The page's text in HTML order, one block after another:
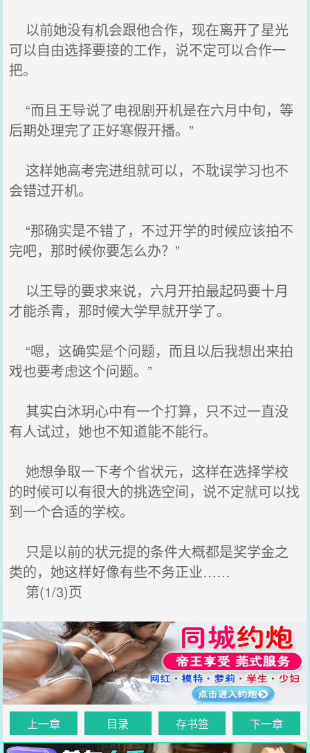
以前她没有机会跟他合作，现在离开了星光
可以自由选择要接的工作，说不定可以合作一
把。
“而且王导说了电视剧开机是在六月中旬，等
后期处理完了正好寒假开播。”
这样她高考完进组就可以，不耽误学习也不
会错过开机。
“那确实是不错了，不过开学的时候应该拍不
完吧，那时候你要怎么办？”
以王导的要求来说，六月开拍最起码要十月
才能杀青，那时候大学早就开学了。
“嗯，这确实是个问题，而且以后我想出来拍
戏也要考虑这个问题。”
其实白沐玥心中有一个打算，只不过一直没
有人试过，她也不知道能不能行。
她想争取一下考个省状元，这样在选择学校
的时候可以有很大的挑选空间，说不定就可以找
到一个合适的学校。
只是以前的状元提的条件大概都是奖学金之
类的，她这样好像有些不务正业……
第(1/3)页
上一章 目录 存书签 下一章